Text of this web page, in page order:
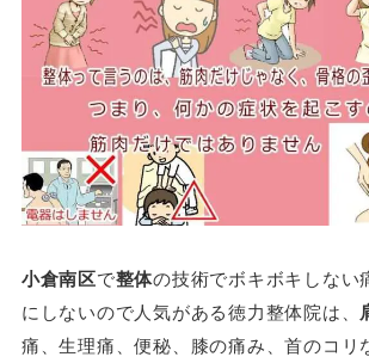
小倉南区で整体の技術でボキボキしない
にしないので人気がある徳力整体院は、
痛、生理痛、便秘、膝の痛み、首のコリ